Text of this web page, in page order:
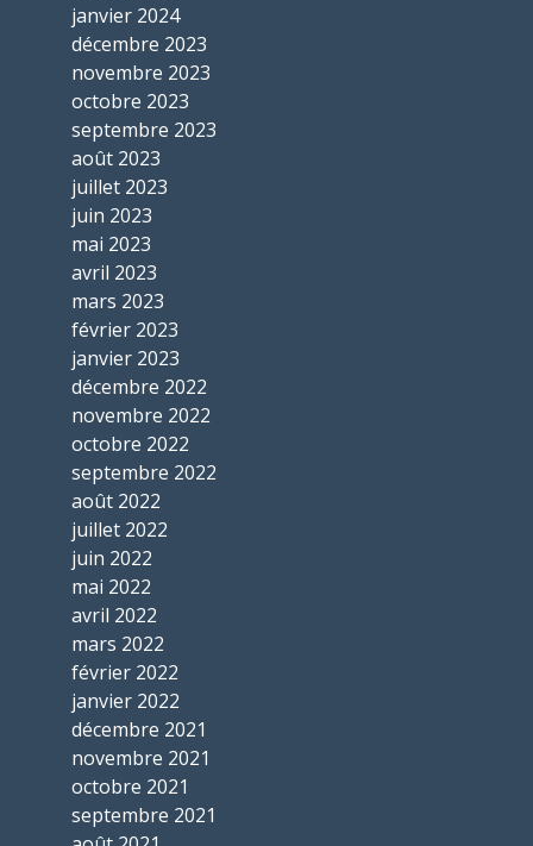
janvier 2024
décembre 2023
novembre 2023
octobre 2023
septembre 2023
août 2023
juillet 2023
juin 2023
mai 2023
avril 2023
mars 2023
février 2023
janvier 2023
décembre 2022
novembre 2022
octobre 2022
septembre 2022
août 2022
juillet 2022
juin 2022
mai 2022
avril 2022
mars 2022
février 2022
janvier 2022
décembre 2021
novembre 2021
octobre 2021
septembre 2021